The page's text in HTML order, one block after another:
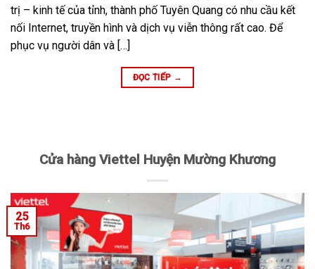
trị – kinh tế của tỉnh, thành phố Tuyên Quang có nhu cầu kết
nối Internet, truyền hình và dịch vụ viễn thông rất cao. Để
phục vụ người dân và […]
ĐỌC TIẾP →
Cửa hàng Viettel Huyện Mường Khương
25
Th6